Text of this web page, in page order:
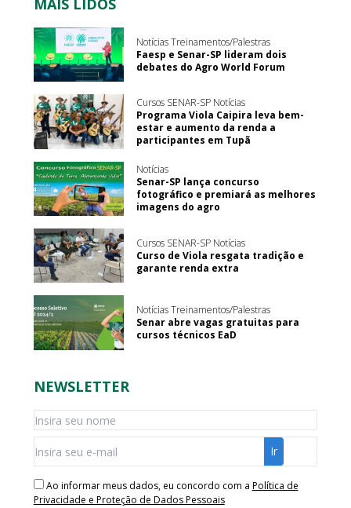
MAIS LIDOS
Notícias Treinamentos/Palestras
Faesp e Senar-SP lideram dois
debates do Agro World Forum
Cursos SENAR-SP Notícias
Programa Viola Caipira leva bem-
estar e aumento da renda a
participantes em Tupã
Notícias
Senar-SP lança concurso
fotográfico e premiará as melhores
imagens do agro
Cursos SENAR-SP Notícias
Curso de Viola resgata tradição e
garante renda extra
Notícias Treinamentos/Palestras
Senar abre vagas gratuitas para
cursos técnicos EaD
NEWSLETTER
Ao informar meus dados, eu concordo com a Política de
Privacidade e Proteção de Dados Pessoais